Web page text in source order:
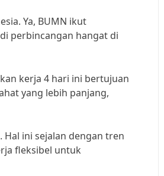
Ya, BUMN ikut
perbincangan hangat di
kerja 4 hari ini bertujuan
yang lebih panjang,
Hal ini sejalan dengan tren
fleksibel untuk